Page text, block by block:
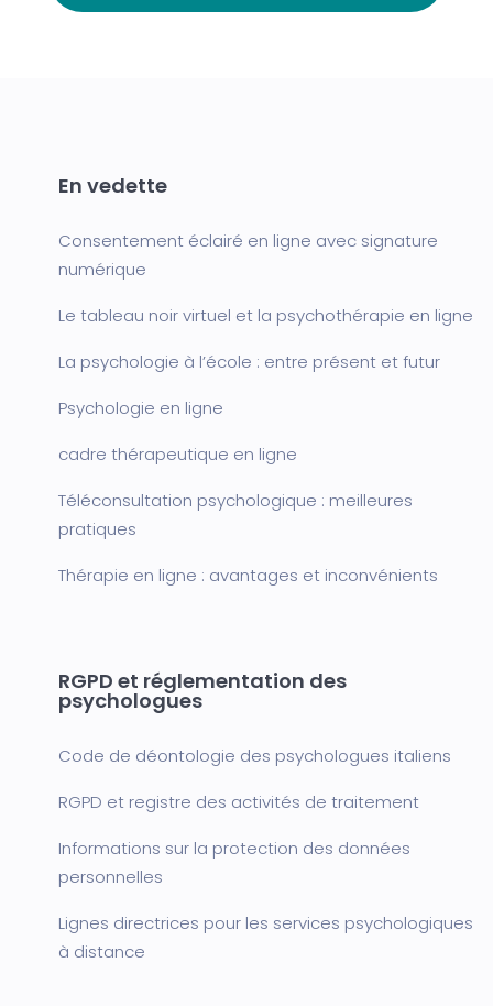
En vedette
Consentement éclairé en ligne avec signature
numérique
Le tableau noir virtuel et la psychothérapie en ligne
La psychologie à l’école : entre présent et futur
Psychologie en ligne
cadre thérapeutique en ligne
Téléconsultation psychologique : meilleures
pratiques
Thérapie en ligne : avantages et inconvénients
RGPD et réglementation des
psychologues
Code de déontologie des psychologues italiens
RGPD et registre des activités de traitement
Informations sur la protection des données
personnelles
Lignes directrices pour les services psychologiques
à distance